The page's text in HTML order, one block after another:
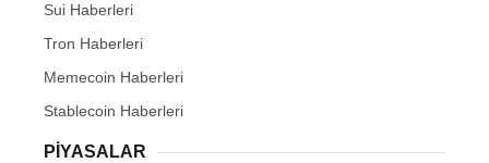
Sui Haberleri
Tron Haberleri
Memecoin Haberleri
Stablecoin Haberleri
PIYASALAR